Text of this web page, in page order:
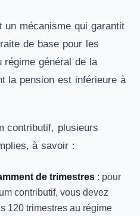
un mécanisme qui garantit
de base pour les
régime général de la
la pension est inférieure à
contributif, plusieurs
à savoir :
de trimestres : pour
contributif, vous devez
120 trimestres au régime